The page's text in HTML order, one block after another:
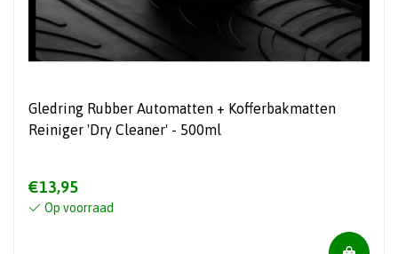
Gledring Rubber Automatten + Kofferbakmatten
Reiniger 'Dry Cleaner' - 500ml
€13,95
Op voorraad